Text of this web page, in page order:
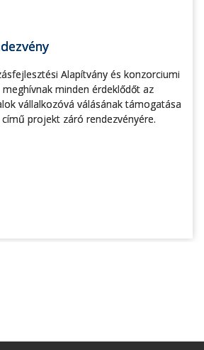
Alapítvány és konzorciumi
minden érdeklődőt az
vállalkozóvá válásának támogatása
projekt záró rendezvényére.